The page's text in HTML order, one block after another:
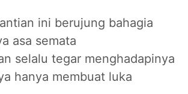
ini berujung bahagia
asa semata
selalu tegar menghadapinya
hanya membuat luka